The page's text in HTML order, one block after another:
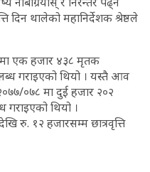
दिन थालेको महानिर्देशक श्रेष्ठले
मा एक हजार ४३८ मृतक
गराइएको थियो । यस्तै आव
०७८ मा दुई हजार २०२
गराइएको थियो ।
रु. १२ हजारसम्म छात्रवृत्ति